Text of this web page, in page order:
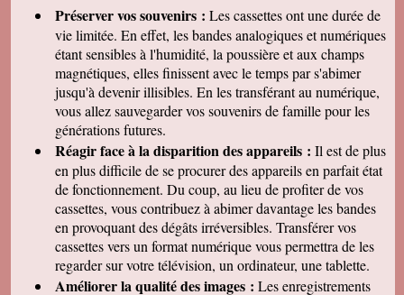
04170 MORIEZ • 04170 ST ANDRE LES
ALPES • 04170 ST JULIEN DU VERDON •
04170 THORAME BASSE • 04170 THORAME
HAUTE • 04170 VERGONS • 04180
VILLENEUVE • 04190 LES MEES • 04200
AUBIGNOSC • 04200 AUTHON • 04200
BEVONS • 04200 CHATEAUNEUF
MIRAVAIL • 04200 CHATEAUNEUF VAL ST
DONAT • 04200 CUREL • 04200
ENTREPIERRES • 04200 LES OMERGUES •
04200 MISON • 04200 NOYERS SUR
JABRON • 04200 PEIPIN • 04200 SIGOYER •
04200 SISTERON • 04200 ST GENIEZ • 04200
ST VINCENT SUR JABRON • 04200 THEZE •
Préserver vos souvenirs : Les cassettes ont une durée de
vie limitée. En effet, les bandes analogiques et numériques
étant sensibles à l'humidité, la poussière et aux champs
magnétiques, elles finissent avec le temps par s'abimer
jusqu'à devenir illisibles. En lestransférant au numérique,
vous allez sauvegarder vos souvenirs de famille pour les
générations futures.
Réagir face à la disparition des appareils : Il est de plus
en plus difficile de se procurer des appareils en parfait état
de fonctionnement. Du coup, au lieu de profiter de vos
cassettes, vous contribuez à abimer davantage les bandes
en provoquant des dégâts irréversibles. Transférer vos
cassettes vers un format numérique vous permettra de les
regarder sur votre télévision, un ordinateur, une tablette.
Améliorer la qualité des images : Les enregistrements